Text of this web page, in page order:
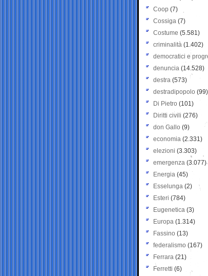
Coop (7)
Cossiga (7)
Costume (5.581)
criminalità (1.402)
democratici e
denuncia (14.528)
destra (573)
destradipopolo (99)
Di Pietro (101)
Diritti civili (276)
don Gallo (9)
economia (2.331)
elezioni (3.303)
emergenza (3.077)
Energia (45)
Esselunga (2)
Esteri (784)
Eugenetica (3)
Europa (1.314)
Fassino (13)
federalismo (167)
Ferrara (21)
Ferretti (6)